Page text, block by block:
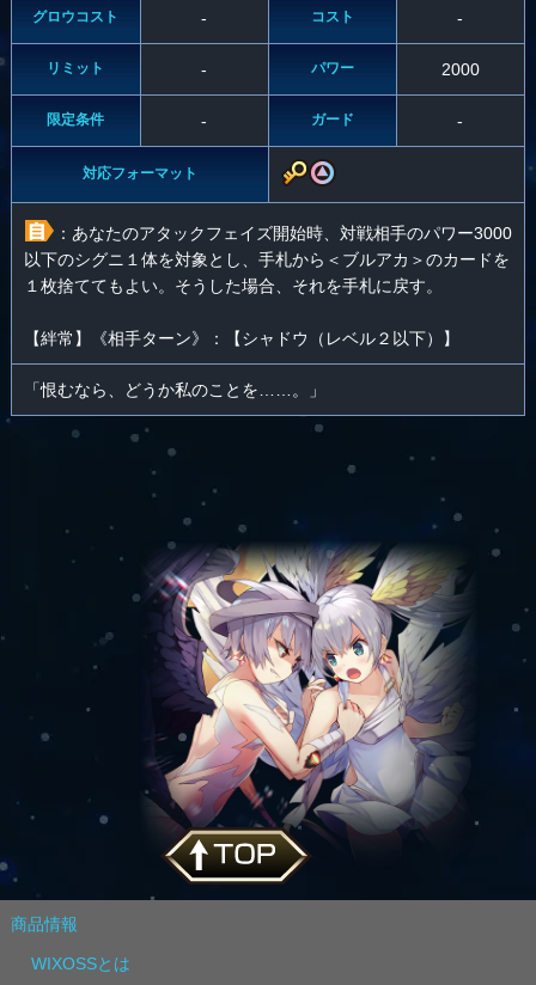
グロウコスト - コスト -
リミット - パワー 2000
限定条件 - ガード -
対応フォーマット
：あなたのアタックフェイズ開始時、対戦相手のパワー3000
以下のシグニ１体を対象とし、手札から＜ブルアカ＞のカードを
１枚捨ててもよい。そうした場合、それを手札に戻す。
【絆常】《相手ターン》：【シャドウ（レベル２以下）】
「恨むなら、どうか私のことを……。」
商品情報
WIXOSSとは